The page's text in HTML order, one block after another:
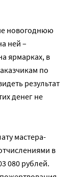
новогоднюю
ней –
ярмарках, в
по
результат
денег не
мастера-
в
080 рублей.